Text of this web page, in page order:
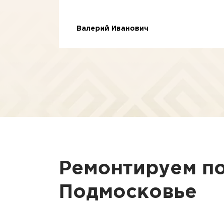
Валерий Иванович
Ремонтируем
Подмосковье